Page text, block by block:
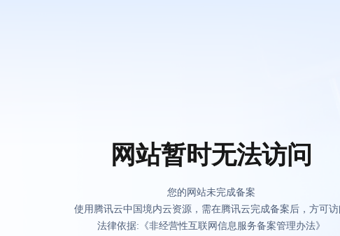
网站暂时无法访问
您的网站未完成备案
使用腾讯云中国境内云资源，需在腾讯云完成备案后，方可
法律依据:《非经营性互联网信息服务备案管理办法》